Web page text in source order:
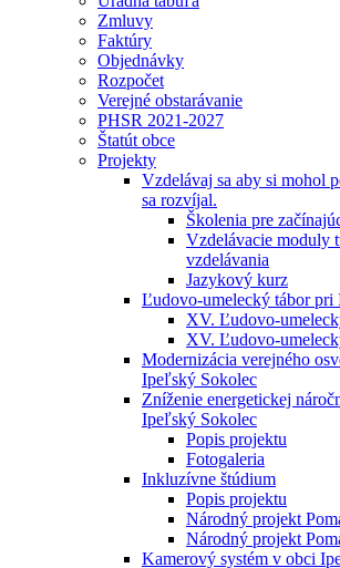
Zmluvy
Faktúry
Objednávky
Rozpočet
Verejné obstarávanie
PHSR 2021-2027
Štatút obce
Projekty
Vzdelávaj sa aby si mohol
sa rozvíjal.
Školenia pre
Vzdelávacie moduly
vzdelávania
Jazykový kurz
Ľudovo-umelecký tábor pri
XV. Ľudovo-
XV. Ľudovo-
Modernizácia verejného
Ipeľský Sokolec
Zníženie energetickej
Ipeľský Sokolec
Popis projektu
Fotogaleria
Inkluzívne štúdium
Popis projektu
Národný projekt
Národný projekt
Kamerový systém v obci